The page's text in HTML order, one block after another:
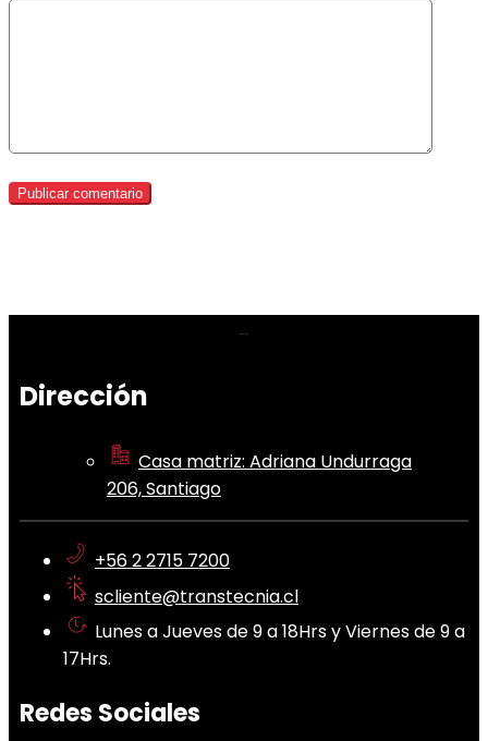
Dirección
Casa matriz: Adriana Undurraga
206, Santiago
+56 2 2715 7200
scliente@transtecnia.cl
Lunes a Jueves de 9 a 18Hrs y Viernes de 9 a
17Hrs.
Redes Sociales